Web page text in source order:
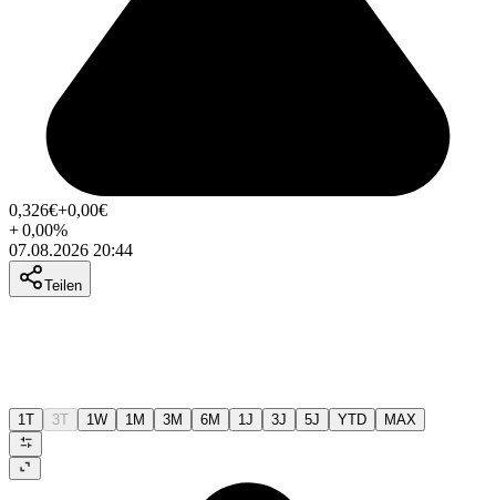
0,326€+0,00€
+0,00%
07.08.2026 20:44
Teilen
1T 3T 1W 1M 3M 6M 1J 3J 5J YTD MAX